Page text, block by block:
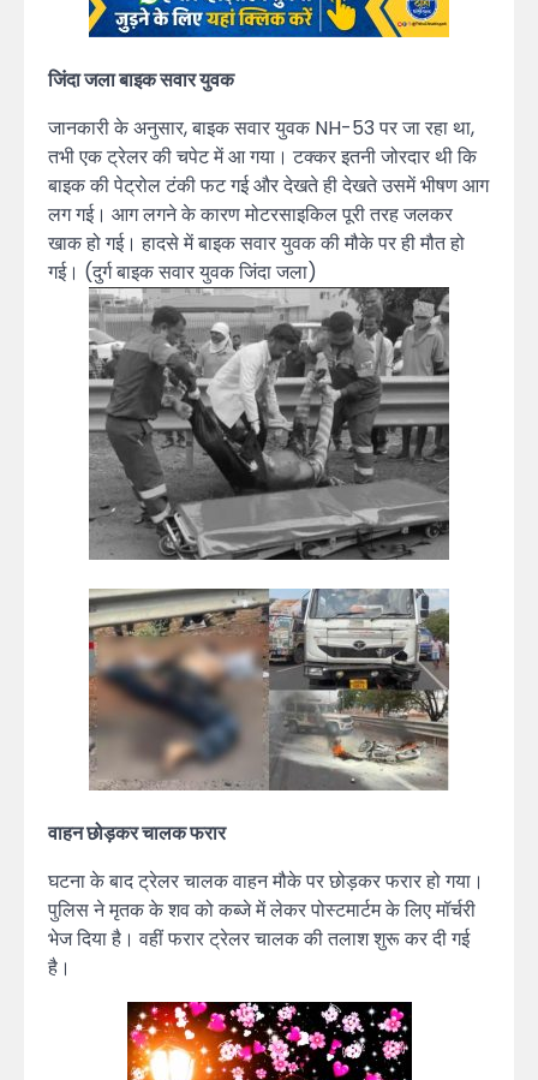
जिंदा जला बाइक सवार युवक
जानकारी के अनुसार, बाइक सवार युवक NH-53 पर जा रहा था,
तभी एक ट्रेलर की चपेट में आ गया। टक्कर इतनी जोरदार थी कि
बाइक की पेट्रोल टंकी फट गई और देखते ही देखते उसमें भीषण आग
लग गई। आग लगने के कारण मोटरसाइकिल पूरी तरह जलकर
खाक हो गई। हादसे में बाइक सवार युवक की मौके पर ही मौत हो
गई। (दुर्ग बाइक सवार युवक जिंदा जला)
वाहन छोड़कर चालक फरार
घटना के बाद ट्रेलर चालक वाहन मौके पर छोड़कर फरार हो गया।
पुलिस ने मृतक के शव को कब्जे में लेकर पोस्टमार्टम के लिए मॉर्चरी
भेज दिया है। वहीं फरार ट्रेलर चालक की तलाश शुरू कर दी गई
है।